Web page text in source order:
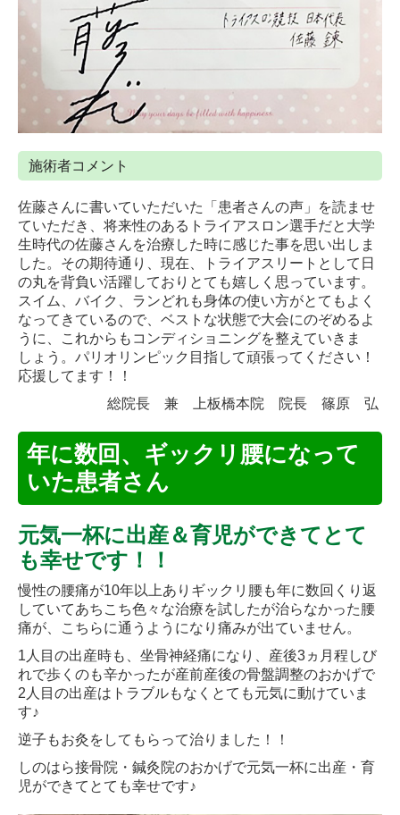
施術者コメント
佐藤さんに書いていただいた「患者さんの声」を読ませ
ていただき、将来性のあるトライアスロン選手だと大学
生時代の佐藤さんを治療した時に感じた事を思い出しま
した。その期待通り、現在、トライアスリートとして日
の丸を背負い活躍しておりとても嬉しく思っています。
スイム、バイク、ランどれも身体の使い方がとてもよく
なってきているので、ベストな状態で大会にのぞめるよ
うに、これからもコンディショニングを整えていきま
しょう。パリオリンピック目指して頑張ってください！
応援してます！！
総院長 兼 上板橋本院 院長 篠原 弘
年に数回、ギックリ腰になって
いた患者さん
元気一杯に出産＆育児ができてとて
も幸せです！！
慢性の腰痛が10年以上ありギックリ腰も年に数回くり返
していてあちこち色々な治療を試したが治らなかった腰
痛が、こちらに通うようになり痛みが出ていません。
1人目の出産時も、坐骨神経痛になり、産後3ヵ月程しび
れで歩くのも辛かったが産前産後の骨盤調整のおかげで
2人目の出産はトラブルもなくとても元気に動けていま
す♪
逆子もお灸をしてもらって治りました！！
しのはら接骨院・鍼灸院のおかげで元気一杯に出産・育
児ができてとても幸せです♪